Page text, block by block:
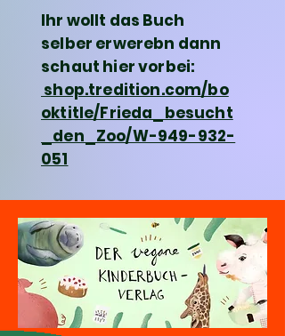
Ihr wollt das Buch
selber erwerebn dann
schaut hier vorbei:
shop.tredition.com/bo
oktitle/Frieda_besucht
_den_Zoo/W-949-932-
051